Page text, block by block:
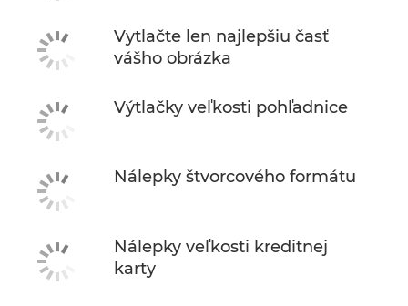
Vytlačte len najlepšiu časť
vášho obrázka
Výtlačky veľkosti pohľadnice
Nálepky štvorcového formátu
Nálepky veľkosti kreditnej
karty